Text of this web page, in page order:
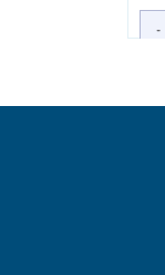
-